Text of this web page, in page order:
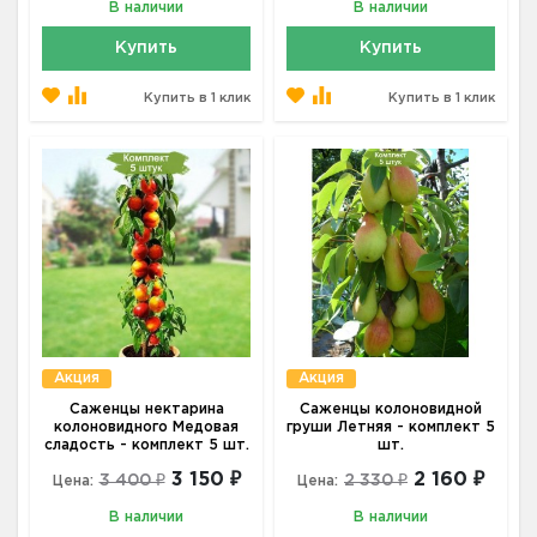
В наличии
Купить
Купить в 1 клик
В наличии
Купить
Купить в 1 клик
Акция
Саженцы нектарина
колоновидного Медовая
сладость - комплект 5 шт.
Цена: 3 400 ₽ 3 150 ₽
В наличии
Акция
Саженцы колоновидной
груши Летняя - комплект 5
шт.
Цена: 2 330 ₽ 2 160 ₽
В наличии